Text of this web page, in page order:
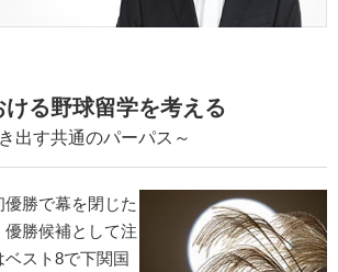
る野球留学を考える
出す共通のパーパス～
勝で幕を閉じた
勝候補として注
スト8で下関国